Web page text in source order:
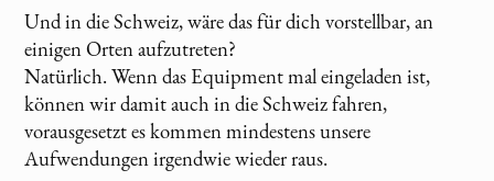
Und in die Schweiz, wäre das für dich vorstellbar, an
einigen Orten aufzutreten?
Natürlich. Wenn das Equipment mal eingeladen ist,
können wir damit auch in die Schweiz fahren,
vorausgesetzt es kommen mindestens unsere
Aufwendungen irgendwie wieder raus.